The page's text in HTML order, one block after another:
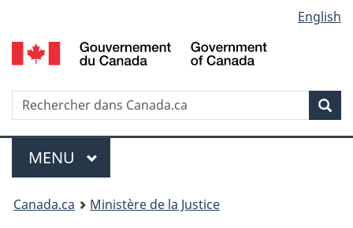
au
contenu
propos
de
la
HTML
simplifiée
selection
English
Recherche
Menu
MENU PRINCIPAL
You
Canada.ca
Ministère de la Justice